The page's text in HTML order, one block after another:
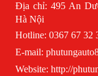
Địa chỉ: 495 An
Hà Nội
Hotline: 0367 67 32
E-mail: phutungauto
Website: http://